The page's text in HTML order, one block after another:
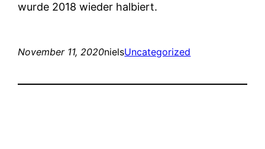
wurde 2018 wieder halbiert.
November 11, 2020nielsUncategorized